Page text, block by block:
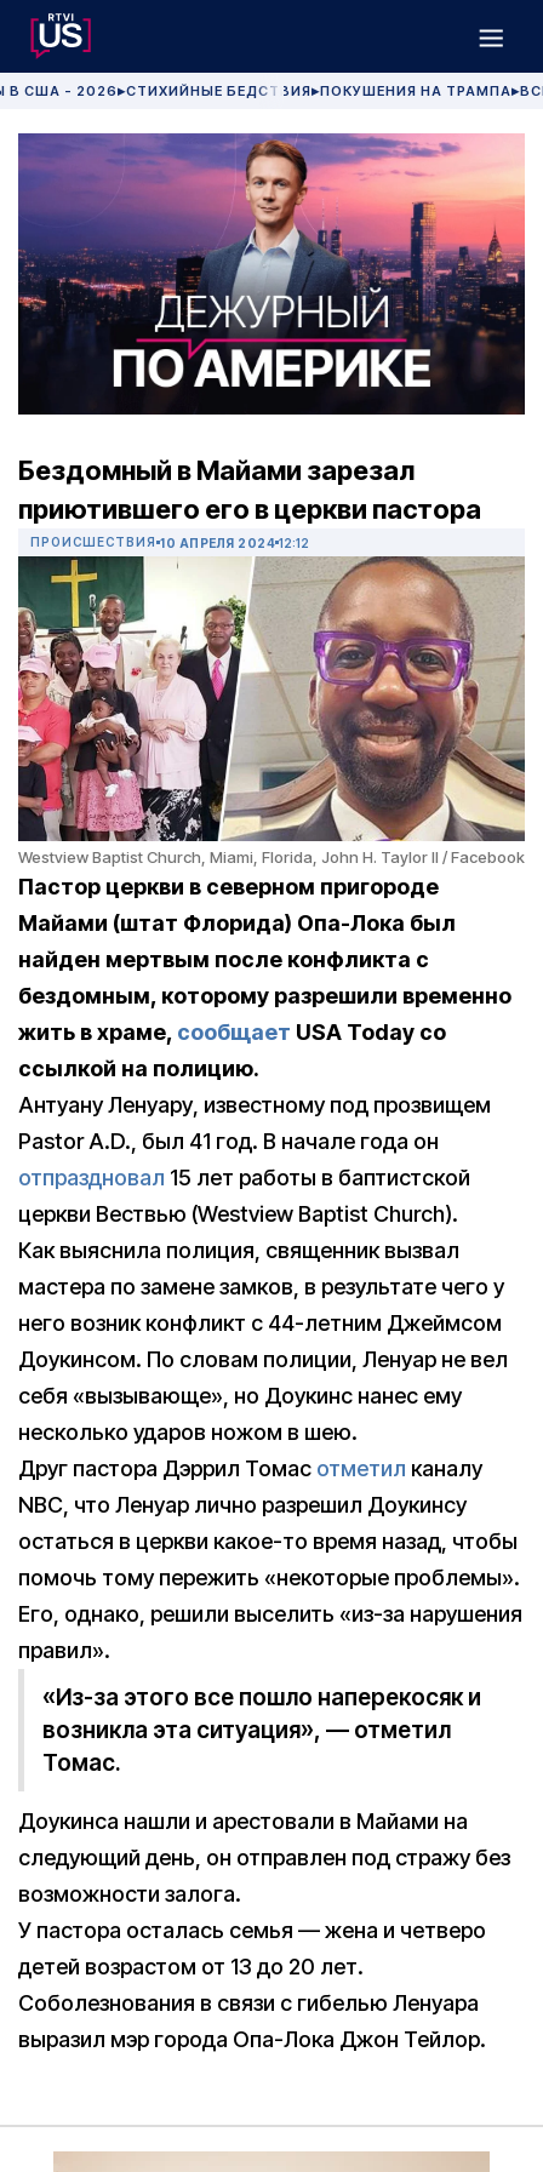
В США - 2026 ▶СТИХИЙНЫЕ БЕДСТВИЯ▶ПОКУШЕНИЯ НА ТРАМПА▶
Бездомный в Майами зарезал
приютившего его в церкви пастора
ПРОИСШЕСТВИЯ 10 АПРЕЛЯ 2024 12:12
Westview Baptist Church, Miami, Florida, John H. Taylor II / Facebook
Пастор церкви в северном пригороде
Майами (штат Флорида) Опа-Лока был
найден мертвым после конфликта с
бездомным, которому разрешили временно
жить в храме, сообщает USA Today со
ссылкой на полицию.
Антуану Ленуару, известному под прозвищем
Pastor A.D., был 41 год. В начале года он
отпраздновал 15 лет работы в баптистской
церкви Вествью (Westview Baptist Church).
Как выяснила полиция, священник вызвал
мастера по замене замков, в результате чего у
него возник конфликт с 44-летним Джеймсом
Доукинсом. По словам полиции, Ленуар не вел
себя «вызывающе», но Доукинс нанес ему
несколько ударов ножом в шею.
Друг пастора Дэррил Томас отметил каналу
NBC, что Ленуар лично разрешил Доукинсу
остаться в церкви какое-то время назад, чтобы
помочь тому пережить «некоторые проблемы».
Его, однако, решили выселить «из-за нарушения
правил».
«Из-за этого все пошло наперекосяк и
возникла эта ситуация», — отметил
Томас.
Доукинса нашли и арестовали в Майами на
следующий день, он отправлен под стражу без
возможности залога.
У пастора осталась семья — жена и четверо
детей возрастом от 13 до 20 лет.
Соболезнования в связи с гибелью Ленуара
выразил мэр города Опа-Лока Джон Тейлор.